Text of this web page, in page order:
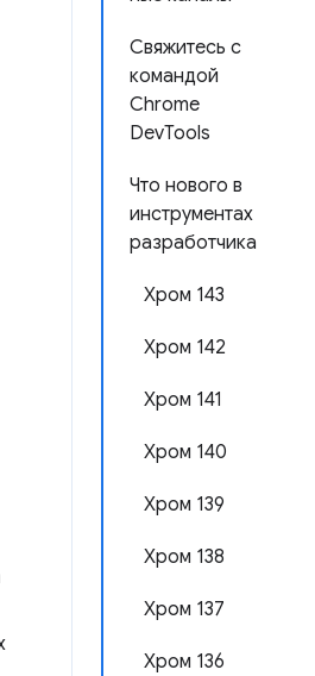
Свяжитесь с
командой
Chrome
DevTools
Что нового в
инструментах
разработчика
Хром 143
Хром 142
Хром 141
Хром 140
Хром 139
Хром 138
Хром 137
Хром 136